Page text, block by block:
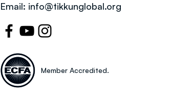
Email: info@tikkunglobal.org
Member Accredited.